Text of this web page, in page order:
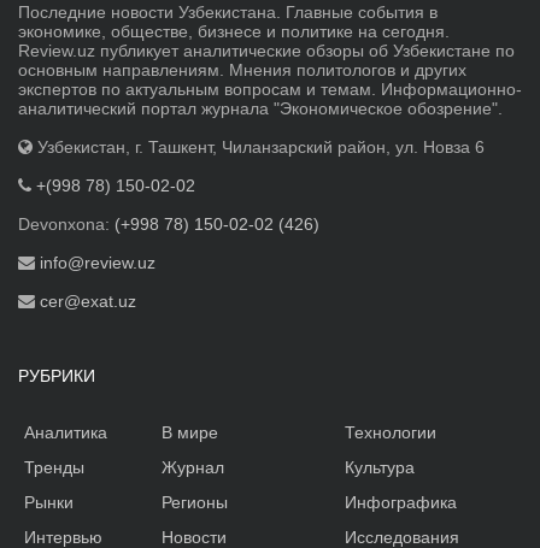
Последние новости Узбекистана. Главные события в
экономике, обществе, бизнесе и политике на сегодня.
Review.uz публикует аналитические обзоры об Узбекистане по
основным направлениям. Мнения политологов и других
экспертов по актуальным вопросам и темам. Информационно-
аналитический портал журнала "Экономическое обозрение".
Узбекистан, г. Ташкент, Чиланзарский район, ул. Новза 6
+(998 78) 150-02-02
Devonxona: (+998 78) 150-02-02 (426)
info@review.uz
cer@exat.uz
РУБРИКИ
Аналитика
Тренды
Рынки
Интервью
В мире
Журнал
Регионы
Новости
Технологии
Культура
Инфографика
Исследования